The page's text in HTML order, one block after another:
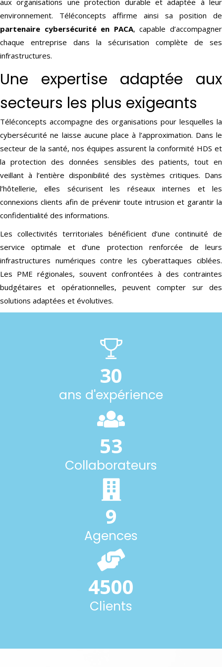
aux organisations une protection durable et adaptée à leur
environnement. Téléconcepts affirme ainsi sa position de
partenaire cybersécurité en PACA, capable d’accompagner
chaque entreprise dans la sécurisation complète de ses
infrastructures.
Une expertise adaptée aux
secteurs les plus exigeants
Téléconcepts accompagne des organisations pour lesquelles la
cybersécurité ne laisse aucune place à l’approximation. Dans le
secteur de la santé, nos équipes assurent la conformité HDS et
la protection des données sensibles des patients, tout en
veillant à l’entière disponibilité des systèmes critiques. Dans
l’hôtellerie, elles sécurisent les réseaux internes et les
connexions clients afin de prévenir toute intrusion et garantir la
confidentialité des informations.
Les collectivités territoriales bénéficient d’une continuité de
service optimale et d’une protection renforcée de leurs
infrastructures numériques contre les cyberattaques ciblées.
Les PME régionales, souvent confrontées à des contraintes
budgétaires et opérationnelles, peuvent compter sur des
solutions adaptées et évolutives.
30
ans d'expérience
53
Collaborateurs
9
Agences
4500
Clients